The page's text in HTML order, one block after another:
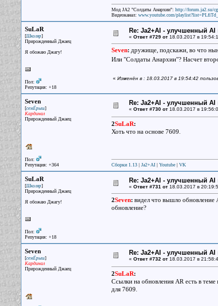
Мод JA2 "Солдаты Анархии": http://forum.ja2.su/
Видеоканал: www.youtube.com/
SuLaR
[Школяр]
Прирожденный Джаец
Я обожаю Джагу!
Пол:
Репутация: +18
Re: Ja2+AI - улучшенный AI
« Ответ #729 от18.03.2017 в
Seven: дружище, подскажи, во что
Или "Солдаты Анархии"? Насчет
« Изменён в : 18.03.2017 в 19:54:42
Seven
[семЁрыш]
Кардинал
Прирожденный Джаец
Пол:
Репутация: +364
Re: Ja2+AI - улучшенный AI
« Ответ #730 от18.03.2017 в
2SuLaR:
Хоть что на основе 7609.
Сборки 1.13| Ja2+AI| Youtube| VK
SuLaR
[Школяр]
Прирожденный Джаец
Я обожаю Джагу!
Пол:
Репутация: +18
Re: Ja2+AI - улучшенный AI
« Ответ #731 от18.03.2017 в
2Seven: видел что вышло обновление
обновление?
Seven
[семЁрыш]
Кардинал
Прирожденный Джаец
Re: Ja2+AI - улучшенный AI
« Ответ #732 от18.03.2017 в
2SuLaR:
Ссылки на обновления AR есть в теме
для 7609.